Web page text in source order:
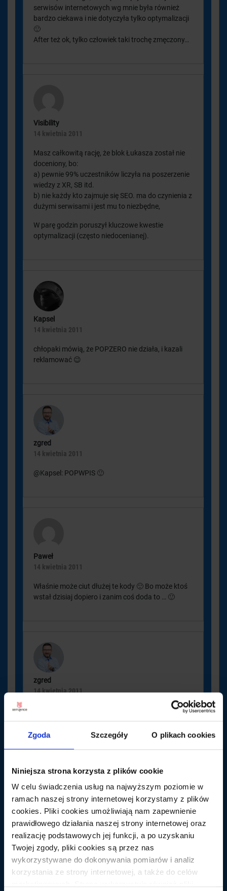
Zgoda Szczegóły O plikach cookies
Niniejsza strona korzysta z plików cookie
W celu świadczenia usług na najwyższym poziomie w
ramach naszej strony internetowej korzystamy z plików
cookies. Pliki cookies umożliwiają nam zapewnienie
prawidłowego działania naszej strony internetowej oraz
realizację podstawowych jej funkcji, a po uzyskaniu
Twojej zgody, pliki cookies są przez nas
wykorzystywane do dokonywania pomiarów i analiz
korzystania ze strony internetowej, a także do celów
serwisów internetowych wg mnie była również
bardzo ciekawa i nie dotyczyła tylko optymalizacji
🙂
After też ok, tylko człowiek taki trochę zmęczony…
Visibility
14 kwietnia 2011
Masz całkowitą rację, że blok Łukasza został nie
doceniony, bo:
a) pewnie 99% uczestników liczyła na poszerzenie
wiedzy z XR, SB itd.
b) nie każdy kto zajmuje się SEO. ma do czynienia z
dużymi serwisami i jest mu to niezbędne,
W parę godzin poruszył kluczowe kwestie
optymalizacji (często niedocenianej).
Kapsel
14 kwietnia 2011
chłopaki mówią, że POPZERO nie działa, i kazali
reklamować 😉
zgred
14 kwietnia 2011
@Kapsel: POPWPIS 🙂
Paweł
14 kwietnia 2011
Właśnie może ciut dłużej te kody 🙂 Bo może ktoś
wstał dzisiaj dopiero i zanim coś doda to … 🙂
zgred
14 kwietnia 2011
14 kwietnia 2011
ok, dzięki 🙂